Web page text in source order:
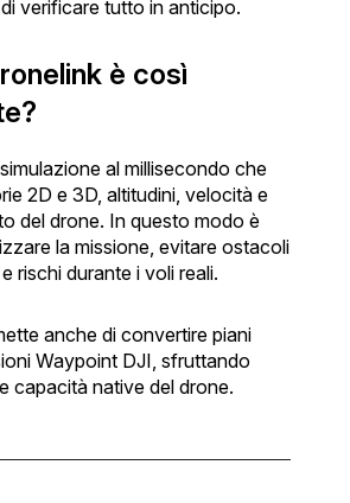
verificare tutto in anticipo.
è così
al millisecondo che
2D e 3D, altitudini, velocità e
del drone. In questo modo è
la missione, evitare ostacoli
rischi durante i voli reali.
anche di convertire piani
Waypoint DJI, sfruttando
capacità native del drone.